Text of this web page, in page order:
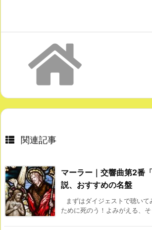
関連記事
マーラー｜交響曲第2番
説、おすすめの名盤
まずはダイジェストで聴い
ために死のう！よみがえる、